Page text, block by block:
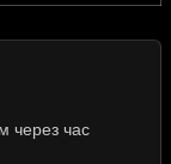
через час